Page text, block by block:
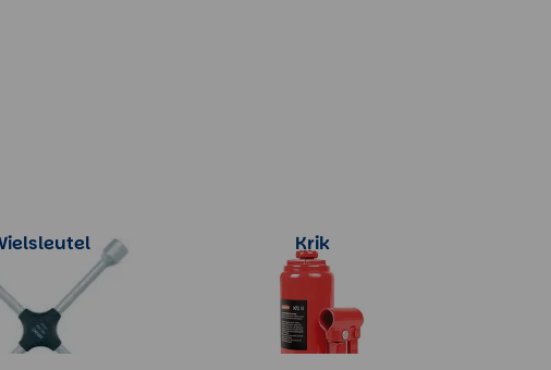
informatie
Krik
Meer informatie